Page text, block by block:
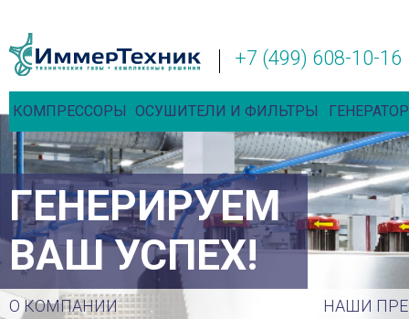
+7 (499) 608-10-16
КОМПРЕССОРЫ ОСУШИТЕЛИ И ФИЛЬТРЫ
ГЕНЕРИРУЕМ
ВАШ УСПЕХ!
О КОМПАНИИ НАШИ